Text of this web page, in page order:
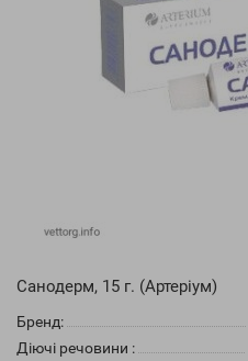
Санодерм, 15 г. (Артеріум)
Бренд:
Діючі речовини :